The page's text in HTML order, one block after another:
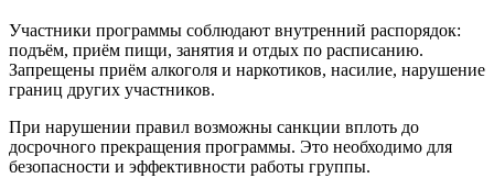
Участники программы соблюдают внутренний распорядок:
подъём, приём пищи, занятия и отдых по расписанию.
Запрещены приём алкоголя и наркотиков, насилие, нарушение
границ других участников.
При нарушении правил возможны санкции вплоть до
досрочного прекращения программы. Это необходимо для
безопасности и эффективности работы группы.